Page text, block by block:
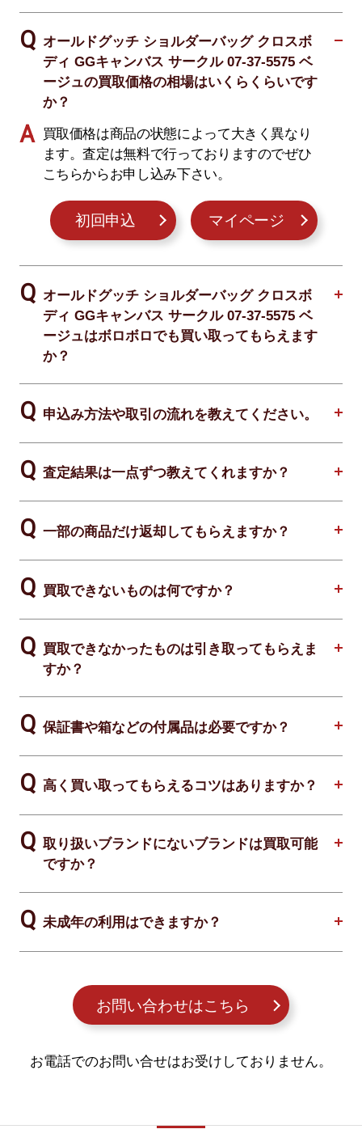
オールドグッチ ショルダーバッグ クロスボ
ディ GGキャンバス サークル 07-37-5575 ベ
ージュの買取価格の相場はいくらくらいです
か？
買取価格は商品の状態によって大きく異なり
ます。査定は無料で行っておりますのでぜひ
こちらからお申し込み下さい。
初回申込 マイページ
オールドグッチ ショルダーバッグ クロスボ
ディ GGキャンバス サークル 07-37-5575 ベ
ージュはボロボロでも買い取ってもらえます
か？
申込み方法や取引の流れを教えてください。
査定結果は一点ずつ教えてくれますか？
一部の商品だけ返却してもらえますか？
買取できないものは何ですか？
買取できなかったものは引き取ってもらえま
すか？
保証書や箱などの付属品は必要ですか？
高く買い取ってもらえるコツはありますか？
取り扱いブランドにないブランドは買取可能
ですか？
未成年の利用はできますか？
お問い合わせはこちら
お電話でのお問い合せはお受けしておりません。